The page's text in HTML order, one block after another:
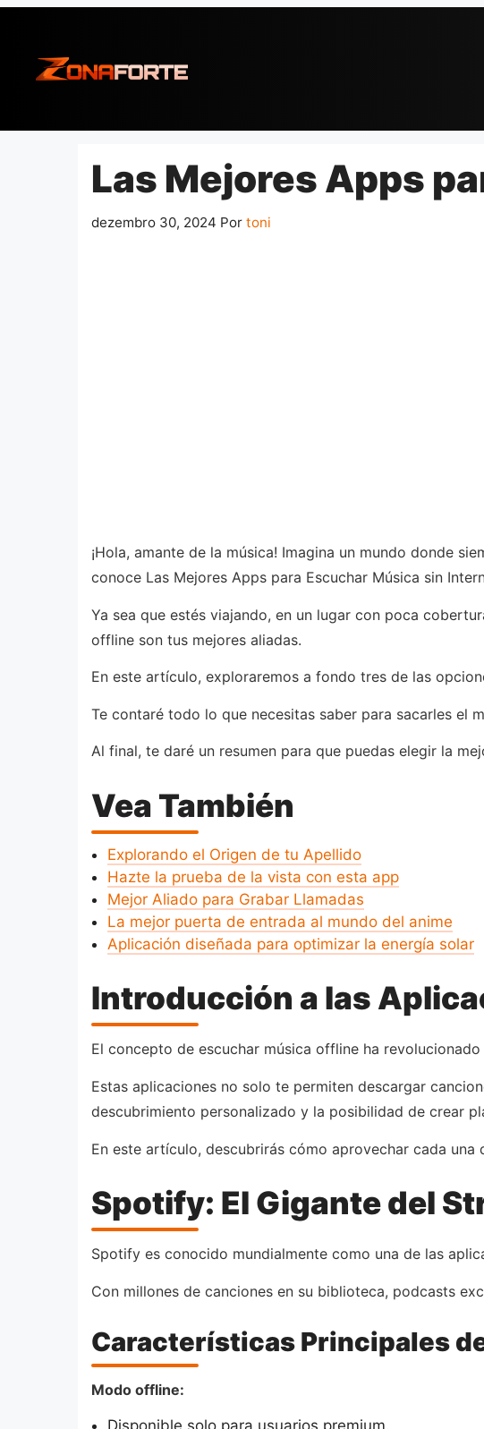
conteúdo
Las Mejores Apps
dezembro 30, 2024 Por toni
¡Hola, amante de la música! Imagina un mundo donde
conoce Las Mejores Apps para Escuchar Música sin
Ya sea que estés viajando, en un lugar con poca
offline son tus mejores aliadas.
En este artículo, exploraremos a fondo tres de las
Te contaré todo lo que necesitas saber para sacarles el
Al final, te daré un resumen para que puedas elegir la
Vea También
Explorando el Origen de tu Apellido
Hazte la prueba de la vista con esta app
Mejor Aliado para Grabar Llamadas
La mejor puerta de entrada al mundo del anime
Aplicación diseñada para optimizar la energía solar
Introducción a las
El concepto de escuchar música offline ha
Estas aplicaciones no solo te permiten descargar
descubrimiento personalizado y la posibilidad de crear
En este artículo, descubrirás cómo aprovechar cada una
Spotify: El Gigante del
Spotify es conocido mundialmente como una de las
Con millones de canciones en su biblioteca, podcasts
Características Principales
Modo offline:
Disponible solo para usuarios premium.